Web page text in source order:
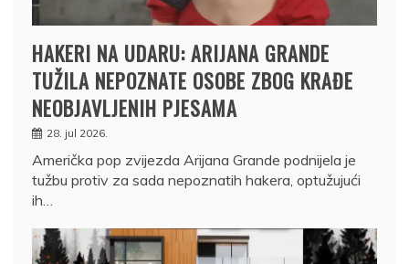
HAKERI NA UDARU: ARIJANA GRANDE
TUŽILA NEPOZNATE OSOBE ZBOG KRAĐE
NEOBJAVLJENIH PJESAMA
28. jul 2026.
Američka pop zvijezda Arijana Grande podnijela je
tužbu protiv za sada nepoznatih hakera, optužujući
ih…